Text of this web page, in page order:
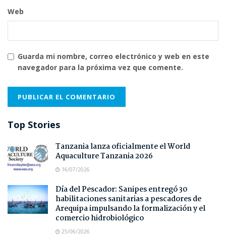
Web
Guarda mi nombre, correo electrónico y web en este
navegador para la próxima vez que comente.
Top Stories
Tanzania lanza oficialmente el World
Aquaculture Tanzania 2026
16/07/2026
Día del Pescador: Sanipes entregó 30
habilitaciones sanitarias a pescadores de
Arequipa impulsando la formalización y el
comercio hidrobiológico
25/06/2026